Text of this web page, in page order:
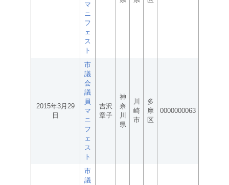
マ
ニ
フ
ェ
ス
ト
2015年3月29
日
市
議
会
議
員
マ
ニ
フ
ェ
ス
ト
吉沢
章子
神
奈
川
県
川
崎
市
多
摩
区
0000000063
市
議